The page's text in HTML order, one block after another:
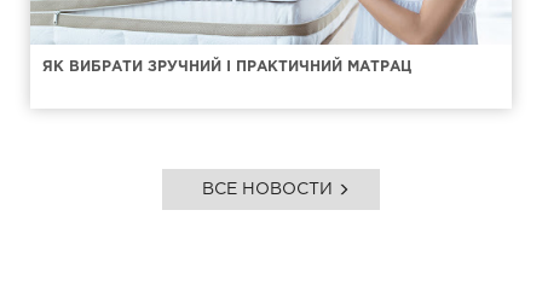
ЯК ВИБРАТИ ЗРУЧНИЙ І ПРАКТИЧНИЙ МАТРАЦ
ВСЕ НОВОСТИ